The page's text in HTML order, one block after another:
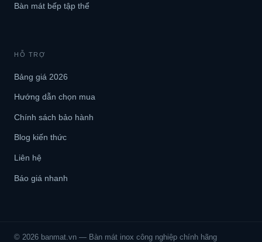
Bàn mát bếp tập thể
HỖ TRỢ
Bảng giá 2026
Hướng dẫn chọn mua
Chính sách bảo hành
Blog kiến thức
Liên hệ
Báo giá nhanh
© 2026 banmat.vn — Bàn mát inox công nghiệp chính hãng